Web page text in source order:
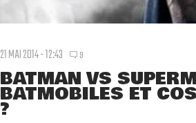
21 MAI 2014 - 12:43 9
BATMAN VS
BATMOBILES ET
?